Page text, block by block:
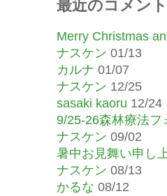
最近のコメント
Merry Christmas
ナスケン 01/13
カルナ 01/07
ナスケン 12/25
sasaki kaoru 12/24
9/25-26森林療法
ナスケン 09/02
暑中お見舞い申し
ナスケン 08/13
かるな 08/12